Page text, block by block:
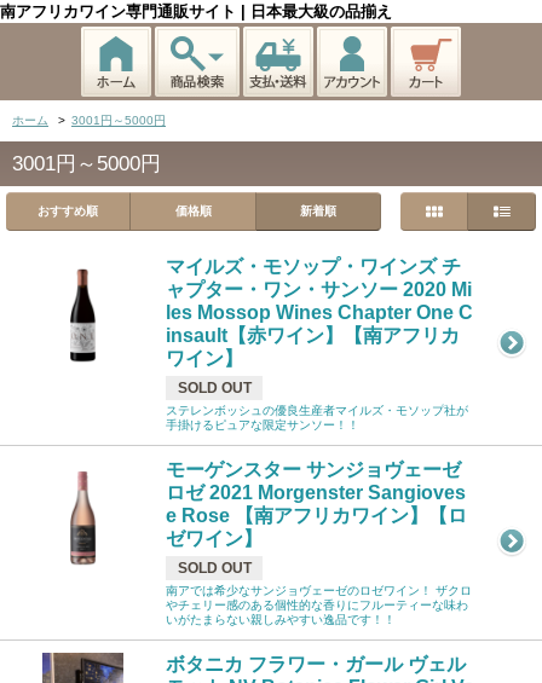
南アフリカワイン専門通販サイト | 日本最大級の品揃え
ホーム > 3001円～5000円
3001円～5000円
おすすめ順 価格順 新着順
マイルズ・モソップ・ワインズ チ
ャプター・ワン・サンソー 2020 Mi
les Mossop Wines Chapter One C
insault【赤ワイン】【南アフリカ
ワイン】
SOLD OUT
ステレンボッシュの優良生産者マイルズ・モソップ社が
手掛けるピュアな限定サンソー！！
モーゲンスター サンジョヴェーゼ
ロゼ 2021 Morgenster Sangioves
e Rose 【南アフリカワイン】【ロ
ゼワイン】
SOLD OUT
南アでは希少なサンジョヴェーゼのロゼワイン！ ザクロ
やチェリー感のある個性的な香りにフルーティーな味わ
いがたまらない親しみやすい逸品です！！
ボタニカ フラワー・ガール ヴェル